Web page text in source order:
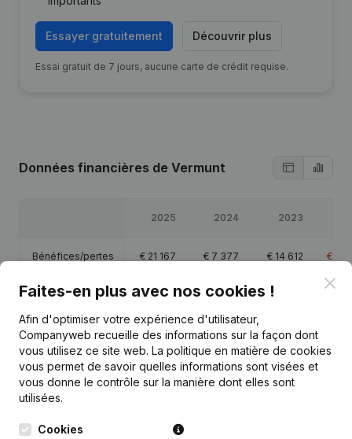
Essayer gratuitement Découvrir plus
Essai gratuit de 7 jours, aucune carte de crédit requise.
Données financières de Vermunt
2025 2024 2023
Bénéfices/pertes € 21 167 € 7 377 € 14 612 €
Capitaux propres €119 432 € 108 265 € 100 887
Marge brute € 36 846 €31 198 €30 356
Publications
Faites-en plus avec nos cookies !
Afin d'optimiser votre expérience d'utilisateur,
Companyweb recueille des informations sur la façon dont
vous utilisez ce site web. La politique en matière de cookies
vous permet de savoir quelles informations sont visées et
vous donne le contrôle sur la manière dont elles sont
utilisées.
Cookies